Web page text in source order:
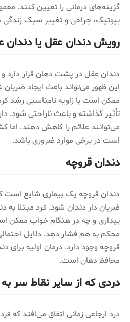
گزینه‌های درمانی را تعیین کنند.
بیوتیک، جراحی و تغییر سبک
رویش دندان عقل یا دندان
دندان عقل در پشت دهان قرار دارد
این ظهور می‌تواند باعث ایجاد
ممکن است با زاویه نامناسبی رشد
تأثیر گذاشته و باعث ناراحتی شود.
می‌توانند علائم را کاهش دهند.
است در برخی موارد ضروری باشد.
دندان قروچه
دندان قروچه یک بیماری شایع
ضربان دار دندان شود. فرد مبتلا به
بیداری و چه در هنگام خواب ممکن
محکم به هم فشار دهد. دلایل
قروچه وجود دارد. درمان اولیه برای
محافظ دهان است.
دردی که از سایر نقاط سر
درد ارجاعی زمانی اتفاق می‌افتد که